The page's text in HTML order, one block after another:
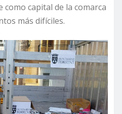
capital de la comarca
más difíciles.